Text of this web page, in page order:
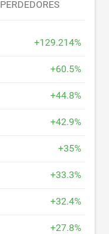
PERDEDORES
+129.214%
+60.5%
+44.8%
+42.9%
+35%
+33.3%
+32.4%
+27.8%